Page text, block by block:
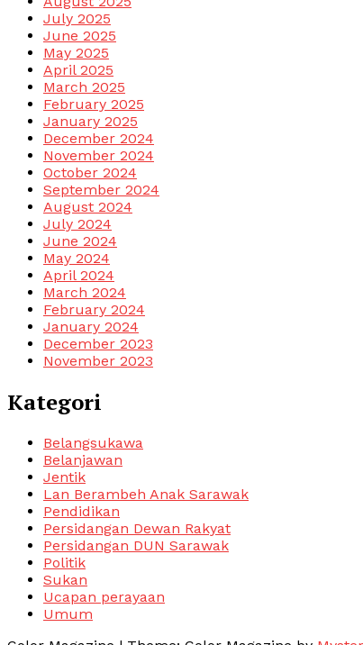
July 2025
June 2025
May 2025
April 2025
March 2025
February 2025
January 2025
December 2024
November 2024
October 2024
September 2024
August 2024
July 2024
June 2024
May 2024
April 2024
March 2024
February 2024
January 2024
December 2023
November 2023
Kategori
Belangsukawa
Belanjawan
Jentik
Lan Berambeh Anak Sarawak
Pendidikan
Persidangan Dewan Rakyat
Persidangan DUN Sarawak
Politik
Sukan
Ucapan perayaan
Umum